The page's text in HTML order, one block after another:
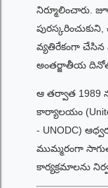
నిర్మూలించారు.
వ్యతిరేకంగా చేసిన
అంతర్జాతీయ
ఆ తర్వాత 1989
కార్యాలయం
- UNODC)
ముమ్మరంగా
కార్యక్రమాలను